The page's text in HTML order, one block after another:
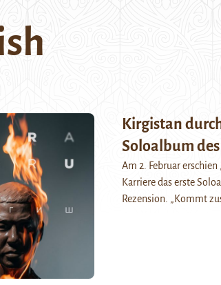
Kirgistan
Soloalbum
Am 2. Februar erschien
Karriere das erste
Rezension. „Kommt